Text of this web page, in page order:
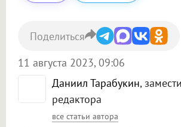
Даниил Тарабукин,
редактора
все статьи автора
11 августа 2023, 09:06
Поделиться